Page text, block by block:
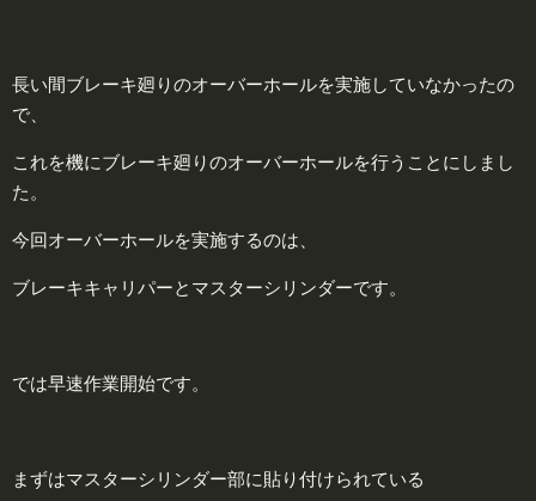
長い間ブレーキ廻りのオーバーホールを実施していなかったの
で、
これを機にブレーキ廻りのオーバーホールを行うことにしまし
た。
今回オーバーホールを実施するのは、
ブレーキキャリパーとマスターシリンダーです。
では早速作業開始です。
まずはマスターシリンダー部に貼り付けられている